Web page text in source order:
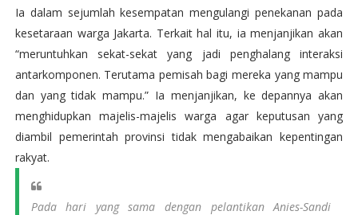
Ia dalam sejumlah kesempatan mengulangi penekanan pada
kesetaraan warga Jakarta. Terkait hal itu, ia menjanjikan akan
“meruntuhkan sekat-sekat yang jadi penghalang interaksi
antarkomponen. Terutama pemisah bagi mereka yang mampu
dan yang tidak mampu.” Ia menjanjikan, ke depannya akan
menghidupkan majelis-majelis warga agar keputusan yang
diambil pemerintah provinsi tidak mengabaikan kepentingan
rakyat.
Pada hari yang sama dengan pelantikan Anies-Sandi